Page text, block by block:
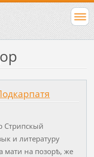
Стрипскый
и литературу
мати на позорѣ, же